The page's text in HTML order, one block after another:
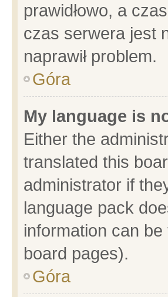
prawidłowo, a
czas serwera jest
naprawił problem.
Góra
My language is
Either the
translated this
administrator if
language pack
information can
board pages).
Góra